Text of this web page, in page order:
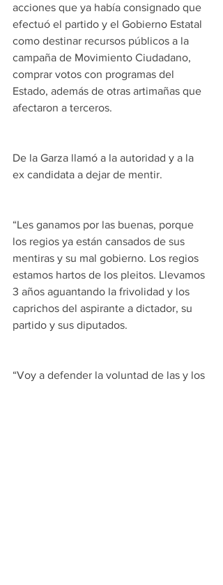
acciones que ya había consignado que
efectuó el partido y el Gobierno Estatal
como destinar recursos públicos a la
campaña de Movimiento Ciudadano,
comprar votos con programas del
Estado, además de otras artimañas que
afectaron a terceros.
De la Garza llamó a la autoridad y a la
ex candidata a dejar de mentir.
“Les ganamos por las buenas, porque
los regios ya están cansados de sus
mentiras y su mal gobierno. Los regios
estamos hartos de los pleitos. Llevamos
3 años aguantando la frivolidad y los
caprichos del aspirante a dictador, su
partido y sus diputados.
“Voy a defender la voluntad de las y los